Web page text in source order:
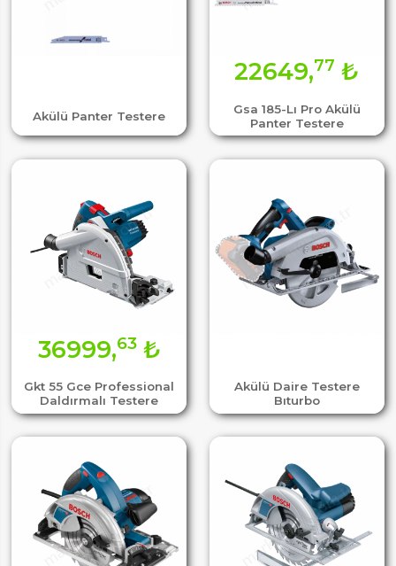
Akülü Panter Testere
Gsa 185-Lı Pro Akülü
Panter Testere
22649,77 ₺
Gkt 55 Gce Professional
Daldırmalı Testere
36999,63₺
Akülü Daire Testere
Bıturbo